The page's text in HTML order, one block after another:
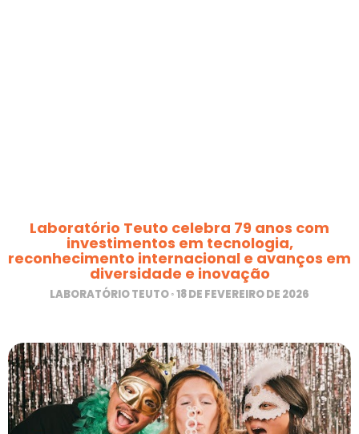
Laboratório Teuto celebra 79 anos com
investimentos em tecnologia,
reconhecimento internacional e avanços em
diversidade e inovação
LABORATÓRIO TEUTO 18 DE FEVEREIRO DE 2026